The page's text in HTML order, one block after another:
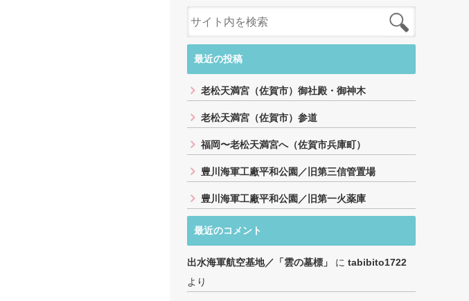
最近の投稿
老松天満宮（佐賀市）御社殿・御神木
老松天満宮（佐賀市）参道
福岡〜老松天満宮へ（佐賀市兵庫町）
豊川海軍工廠平和公園／旧第三信管置場
豊川海軍工廠平和公園／旧第一火薬庫
最近のコメント
出水海軍航空基地／「雲の墓標」 に tabibito1722
より